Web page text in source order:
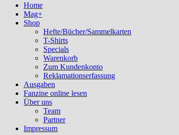
Home
Mag+
Shop
Hefte/Bücher/Sammelkarten
T-Shirts
Specials
Warenkorb
Zum Kundenkonto
Reklamationserfassung
Ausgaben
Fanzine online lesen
Über uns
Team
Partner
Impressum